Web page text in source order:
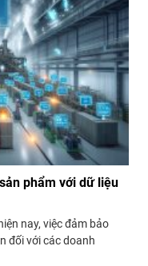
phẩm với dữ liệu
nay, việc đảm bảo
đối với các doanh